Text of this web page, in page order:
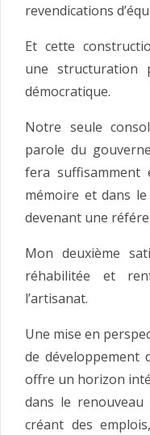
revendications
Et cette
une structuration
démocratique.
Notre seule
parole du
fera
mémoire et dans
devenant une
Mon deuxième
réhabilitée et
l’artisanat.
Une mise en
de développement
offre un horizon
dans le renouveau
créant des